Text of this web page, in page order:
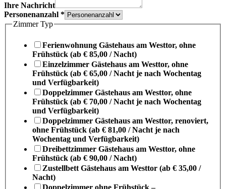
Ihre Nachricht
Personenanzahl *
Zimmer Typ
Ferienwohnung Gästehaus am Westtor, ohne
Frühstück (ab € 85,00 / Nacht)
Einzelzimmer Gästehaus am Westtor, ohne
Frühstück (ab € 65,00 / Nacht je nach Wochentag
und Verfügbarkeit)
Doppelzimmer Gästehaus am Westtor, ohne
Frühstück (ab € 70,00 / Nacht je nach Wochentag
und Verfügbarkeit)
Doppelzimmer Gästehaus am Westtor, renoviert,
ohne Frühstück (ab € 81,00 / Nacht je nach
Wochentag und Verfügbarkeit)
Dreibettzimmer Gästehaus am Westtor, ohne
Frühstück (ab € 90,00 / Nacht)
Zustellbett Gästehaus am Westtor (ab € 35,00 /
Nacht)
Doppelzimmer ohne Frühstück –